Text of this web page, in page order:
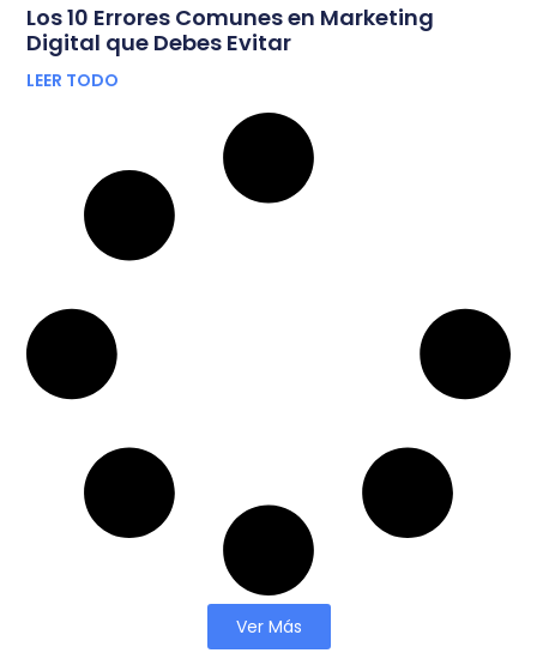
Los 10 Errores Comunes en Marketing
Digital que Debes Evitar
LEER TODO
Ver Más